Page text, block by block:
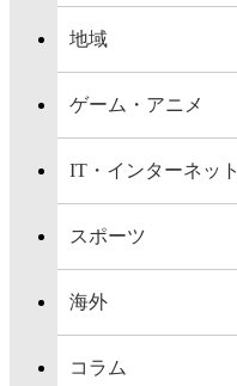
地域
ゲーム・アニメ
IT・インターネット
スポーツ
海外
コラム